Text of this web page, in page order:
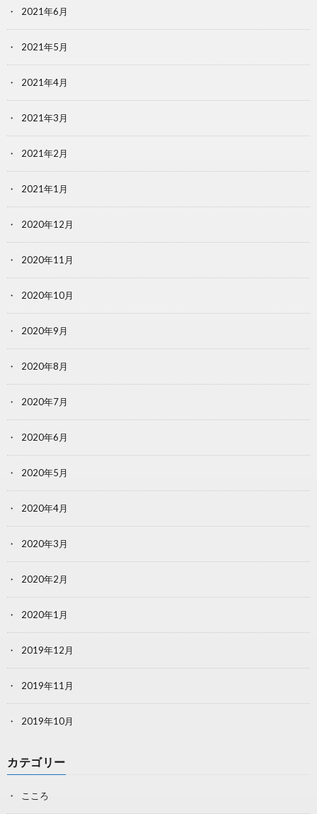
2021年6月
2021年5月
2021年4月
2021年3月
2021年2月
2021年1月
2020年12月
2020年11月
2020年10月
2020年9月
2020年8月
2020年7月
2020年6月
2020年5月
2020年4月
2020年3月
2020年2月
2020年1月
2019年12月
2019年11月
2019年10月
カテゴリー
こころ